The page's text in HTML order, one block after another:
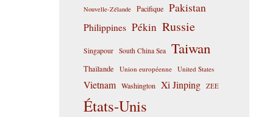
Nouvelle-Zélande Pacifique Pakistan
Philippines Pékin Russie
Singapour South China Sea Taiwan
Thaïlande Union européenne United States
Vietnam Washington Xi Jinping ZEE
États-Unis